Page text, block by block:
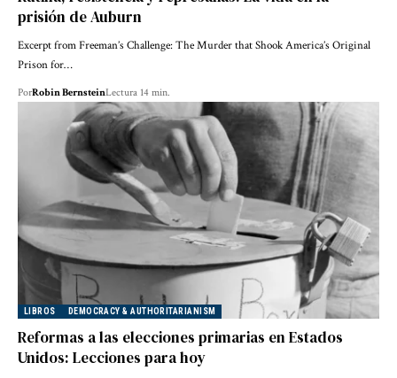
prisión de Auburn
Excerpt from Freeman’s Challenge: The Murder that Shook America’s Original
Prison for…
PorRobin BernsteinLectura 14 min.
LIBROS DEMOCRACY & AUTHORITARIANISM
Reformas a las elecciones primarias en Estados
Unidos: Lecciones para hoy